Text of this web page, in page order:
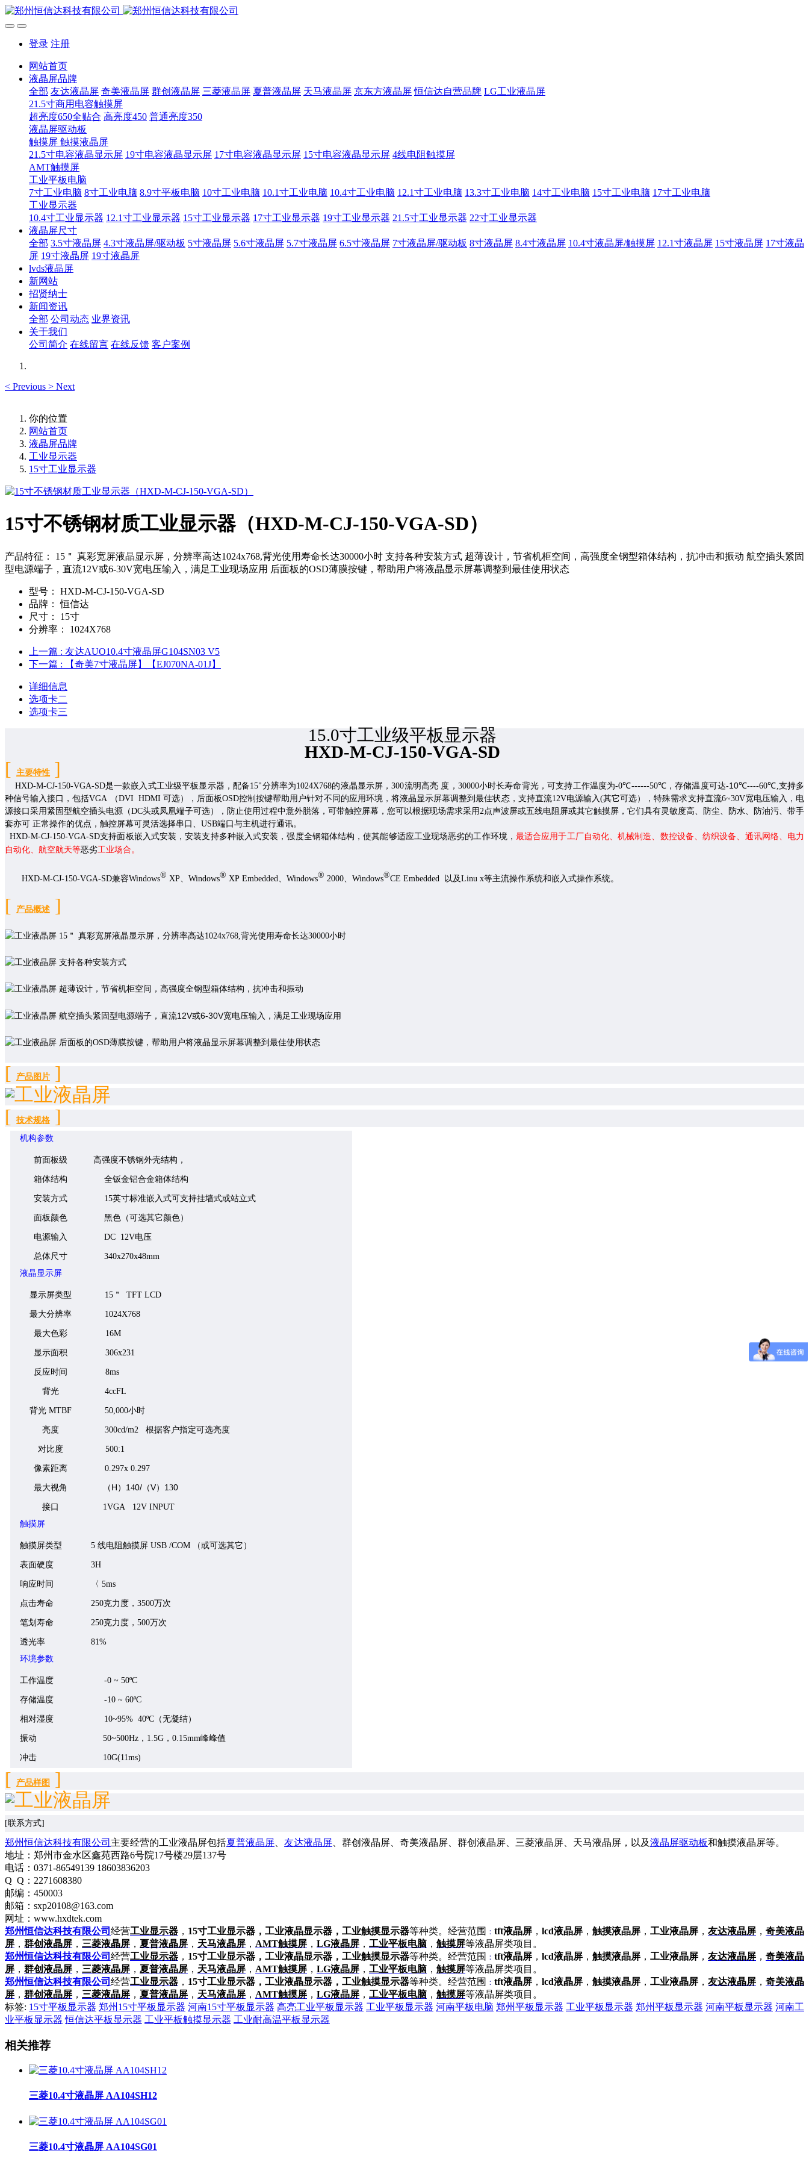
登录 注册
网站首页
液晶屏品牌
全部 友达液晶屏 奇美液晶屏 群创液晶屏 三菱液晶屏 夏普液晶屏 天马液晶屏 京东方液晶屏 恒信达自营品牌 LG工业液晶屏
21.5寸商用电容触摸屏
超亮度650全贴合 高亮度450 普通亮度350
液晶屏驱动板
触摸屏 触摸液晶屏
21.5寸电容液晶显示屏 19寸电容液晶显示屏 17寸电容液晶显示屏 15寸电容液晶显示屏 4线电阻触摸屏
AMT触摸屏
工业平板电脑
7寸工业电脑 8寸工业电脑 8.9寸平板电脑 10寸工业电脑 10.1寸工业电脑 10.4寸工业电脑 12.1寸工业电脑 13.3寸工业电脑 14寸工业电脑 15寸工业电脑 17寸工业电脑
工业显示器
10.4寸工业显示器 12.1寸工业显示器 15寸工业显示器 17寸工业显示器 19寸工业显示器 21.5寸工业显示器 22寸工业显示器
液晶屏尺寸
全部 3.5寸液晶屏 4.3寸液晶屏/驱动板 5寸液晶屏 5.6寸液晶屏 5.7寸液晶屏 6.5寸液晶屏 7寸液晶屏/驱动板 8寸液晶屏 8.4寸液晶屏 10.4寸液晶屏/触摸屏 12.1寸液晶屏 15寸液晶屏 17寸液晶
屏 19寸液晶屏 19寸液晶屏
lvds液晶屏
新网站
招贤纳士
新闻资讯
全部 公司动态 业界资讯
关于我们
公司简介 在线留言 在线反馈 客户案例
< Previous > Next
你的位置
网站首页
液晶屏品牌
工业显示器
15寸工业显示器
15寸不锈钢材质工业显示器（HXD-M-CJ-150-VGA-SD）
产品特征： 15＂ 真彩宽屏液晶显示屏，分辨率高达1024x768,背光使用寿命长达30000小时 支持各种安装方式 超薄设计，节省机柜空间，高强度全钢型箱体结构，抗冲击和振动 航空插头紧固
型电源端子，直流12V或6-30V宽电压输入，满足工业现场应用 后面板的OSD薄膜按键，帮助用户将液晶显示屏幕调整到最佳使用状态
型号：
HXD-M-CJ-150-VGA-SD
品牌： 恒信达
尺寸：
15寸
分辨率：
1024X768
上一篇 : 友达AUO10.4寸液晶屏G104SN03 V5
下一篇 : 【奇美7寸液晶屏】【EJ070NA-01J】
详细信息
选项卡二
选项卡三
15.0寸工业级平板显示器
HXD-M-CJ-150-VGA-SD
[ 主要特性 ]
HXD-M-CJ-150-VGA-SD是一款嵌入式工业级平板显示器，配备15"分辨率为1024X768的液晶显示屏，300流明高亮 度，30000小时长寿命背光，可支持工作温度为-0℃------50℃，存储温度可达-10℃----60℃ 支持多
种信号输入接口，包括VGA （DVI HDMI 可选） ， 后面板OSD控制按键帮助用户针对不同的应用环境，将液晶显示屏幕调整到最佳状态，支持直流12V电源输入(其它可选）
，特殊需求支持直流6~30V宽电压输入，电
源接口采用紧固型航空插头电源 （DC头或凤凰端子可选） ，防止使用过程中意外脱落， 可带触控屏幕 ，您可以根据现场需求采用 2点声波屏或五线电阻屏或其它触摸屏，它们具有灵敏度高、防尘、防水、防油污、带手
套亦可 正常操作的优点，触控屏幕可灵活选择串口、USB端口与主机进行通讯。
HXD-M-CJ-150-VGA-SD支持面板嵌入式安装，安装支持多种嵌入式安装，强度全钢箱体结构，使其能够适应工业现场恶劣的工作环境， 最适合应用于工厂自动化、机械制造、数控设备、纺织设备、通讯网络、电力
自动化 、航空航天等恶劣工业场合。
HXD-M-CJ-150-VGA-SD兼容Windows® XP、Windows® XP Embedded、Windows® 2000、Windows®CE Embedded 以及Linu x等主流操作系统和嵌入式操作系统。
[ 产品概述 ]
15 ＂ 真彩宽屏液晶显示屏，分辨率高达1024x768 ,背光使用寿命长达30000小时
支持各种安装方式
超薄设计，节省机柜空间，高强度全钢型箱体结构，抗冲击和振动
航空插头紧固型电源端子，直流12V或6-30V宽电压输入，满足工业现场应用
后面板的OSD薄膜按键，帮助用户将液晶显示屏幕调整到最佳使用状态
[ 产品图片 ]
[ 技术规格 ]
机构参数
前面板级 高强度不锈钢外壳结构，
箱体结构 全钣金铝合金箱体结构
安装方式 15英寸标准嵌入式可支持挂墙式或站立式
面板颜色 黑色（可选其它颜色）
电源输入 DC 12V电压
总体尺寸
340x270x48mm
液晶显示屏
显示屏类型 15＂ TFT LCD
最大分辨率 1024X768
最大色彩 16M
显示面积 306x231
反应时间 8ms
背光 4ccFL
背光 MTBF 50,000小时
亮度 300cd/m2根据客户指定可选亮度
对比度 500:1
像素距离 0.297x 0.297
最大视角 （ H ） 140/ （V） 130
接口
1VGA 12V INPUT
触摸屏
触摸屏类型 5线电阻触摸屏 USB /COM （或可选其它）
表面硬度 3H
响应时间 〈 5ms
点击寿命 250克力度，3500万次
笔划寿命 250克力度，500万次
透光率
81%
环境参数
工作温度 -0 ~50ºC
存储温度 -10 ~60ºC
相对湿度 10~95% 40ºC（无凝结）
振动 50~500Hz，1.5G，0.15mm峰峰值
冲击 10G(11ms)
[ 产品样图 ]
[联系方式]
郑州恒信达科技有限公司 主要经营的工业液晶屏包括夏普液晶屏 友达液晶屏 、群创液晶屏、奇美液晶屏、群创液晶屏、三菱液晶屏、天马液晶屏，以及液晶屏驱动板和触摸液晶屏等。
地址：郑州市金水区鑫苑西路6号院17号楼29层137号
电话：0371-86549139 18603836203
Q Q：2271608380
邮编：450003
邮箱：sxp20108@163.com
网址：www.hxdtek.com
郑州恒信达科技有限公司 经营工业显示器 ， 15寸工业显示器，工业液晶显示器，工业触摸显示器等种类。经营范围 ： tft液晶屏 ， lcd液晶屏 ， 触摸液晶屏 ， 工业液晶屏 ， 友达液晶屏 ， 奇美液晶
屏 ， 群创液晶屏 ， 三菱液晶屏 ， 夏普液晶屏 ， 天马液晶屏 ， AMT触摸屏 ， LG液晶屏 ， 工业平板电脑 ， 触摸屏等液晶屏类项目。
郑州恒信达科技有限公司 经营工业显示器 ， 15寸工业显示器，工业液晶显示器，工业触摸显示器等种类。经营范围 ： tft液晶屏 ， lcd液晶屏 ， 触摸液晶屏 ， 工业液晶屏 ， 友达液晶屏 ， 奇美液晶
屏 ， 群创液晶屏 ， 三菱液晶屏 ， 夏普液晶屏 ， 天马液晶屏 ， AMT触摸屏 ， LG液晶屏 ， 工业平板电脑 ， 触摸屏等液晶屏类项目。
郑州恒信达科技有限公司 经营工业显示器 ， 15寸工业显示器，工业液晶显示器，工业触摸显示器等种类。经营范围 ： tft液晶屏 ， lcd液晶屏 ， 触摸液晶屏 ， 工业液晶屏 ， 友达液晶屏 ， 奇美液晶
屏 ， 群创液晶屏 ， 三菱液晶屏 ， 夏普液晶屏 ， 天马液晶屏 ， AMT触摸屏 ， LG液晶屏 ， 工业平板电脑 ， 触摸屏等液晶屏类项目。
标签: 15寸平板显示器 郑州15寸平板显示器 河南15寸平板显示器 高亮工业平板显示器 工业平板显示器 河南平板电脑 郑州平板显示器 工业平板显示器 郑州平板显示器 河南平板显示器 河南工
业平板显示器 恒信达平板显示器 工业平板触摸显示器 工业耐高温平板显示器
相关推荐
三菱10.4寸液晶屏 AA104SH12
三菱10.4寸液晶屏 AA104SG01